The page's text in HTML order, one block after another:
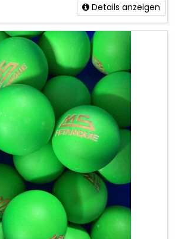
Details anzeigen